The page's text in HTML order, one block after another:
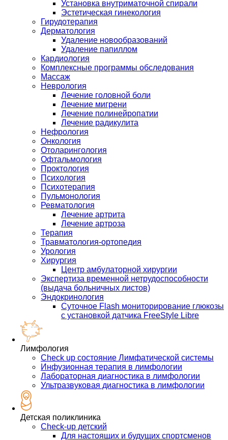
Установка внутриматочной спирали
Эстетическая гинекология
Гирудотерапия
Дерматология
Удаление новообразований
Удаление папиллом
Кардиология
Комплексные программы обследования
Массаж
Неврология
Лечение головной боли
Лечение мигрени
Лечение полинейропатии
Лечение радикулита
Нефрология
Онкология
Отоларингология
Офтальмология
Проктология
Психология
Психотерапия
Пульмонология
Ревматология
Лечение артрита
Лечение артроза
Терапия
Травматология-ортопедия
Урология
Хирургия
Центр амбулаторной хирургии
Экспертиза временной нетрудоспособности
(выдача больничных листов)
Эндокринология
Суточное Flash мониторирование глюкозы
с установкой датчика FreeStyle Libre
Лимфология
Check up состояние Лимфатической системы
Инфузионная терапия в лимфологии
Лабораторная диагностика в лимфологии
Ультразвуковая диагностика в лимфологии
Детская поликлиника
Check-up детский
Для настоящих и будущих спортсменов